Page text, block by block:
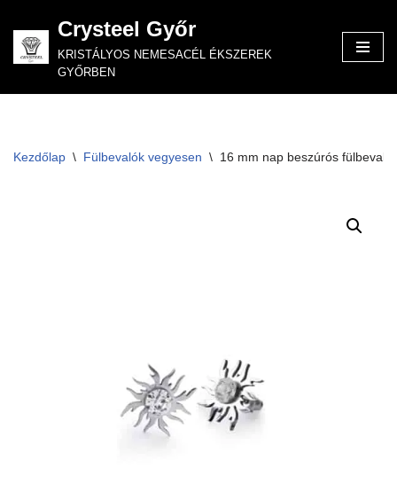
Skip
to
Crysteel Győr
KRISTÁLYOS NEMESACÉL ÉKSZEREK
GYŐRBEN
Kezdőlap \ Fülbevalók vegyesen \ 16 mm nap beszúrós